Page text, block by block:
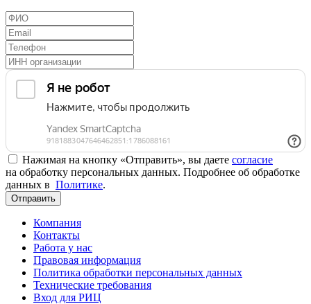
Нажимая на кнопку «Отправить», вы даете согласие
на обработку персональных данных. Подробнее об обработке
данных в Политике.
Отправить
Компания
Контакты
Работа у нас
Правовая информация
Политика обработки персональных данных
Технические требования
Вход для РИЦ